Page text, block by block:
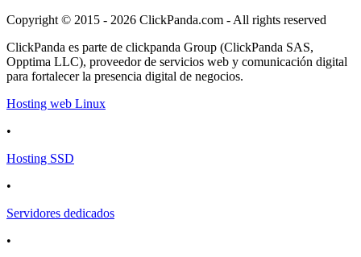
Copyright © 2015 - 2026 ClickPanda.com - All rights reserved
ClickPanda es parte de clickpanda Group (ClickPanda SAS,
Opptima LLC), proveedor de servicios web y comunicación digital
para fortalecer la presencia digital de negocios.
Hosting web Linux
•
Hosting SSD
•
Servidores dedicados
•